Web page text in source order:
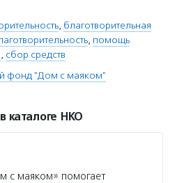
, благотворительная
, помощь
, сбор средств
фонд "Дом с маяком"
каталоге НКО
с маяком» помогает